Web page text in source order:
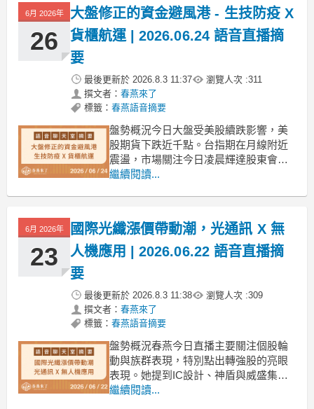
關財報表現不錯，特別是美光。春燕提
醒，大盤反彈不代表可追高，風險仍
大，應尋找底部個股。今日櫃買
6月 2026年
26
大盤修正的資金避風港 - 生技防疫 X
貨櫃航運 | 2026.06.24 語音直播摘
要
最後更新於 2026.8.3 11:37 瀏覽人次 :311
撰文者： 春燕來了
標籤： 春燕語音摘要
盤勢概況今日大盤受美股續跌影響，美
股期貨下跌近千點。台指期在月線附近
震盪，市場關注今日凌晨輝達股東會及
美光財報，預期將影響AI資金流向。春
底部佈局的個股表現強勁，甚至有多檔
漲停板。⚠ 本集精華整理｜僅供參考，
不構成投資建議⚠
繼續閱讀...
6月 2026年
23
國際光纖漲價帶動潮，光通訊 X 無
人機應用 | 2026.06.22 語音直播摘
要
最後更新於 2026.8.3 11:38 瀏覽人次 :309
撰文者： 春燕來了
標籤： 春燕語音摘要
盤勢概況春燕今日直播主要關注個股輪
動與族群表現，特別點出轉強股的亮眼
表現。她提到IC設計、神盾與威盛集團
等個股在經歷一波回檔後，今日已見回
繼續閱讀...